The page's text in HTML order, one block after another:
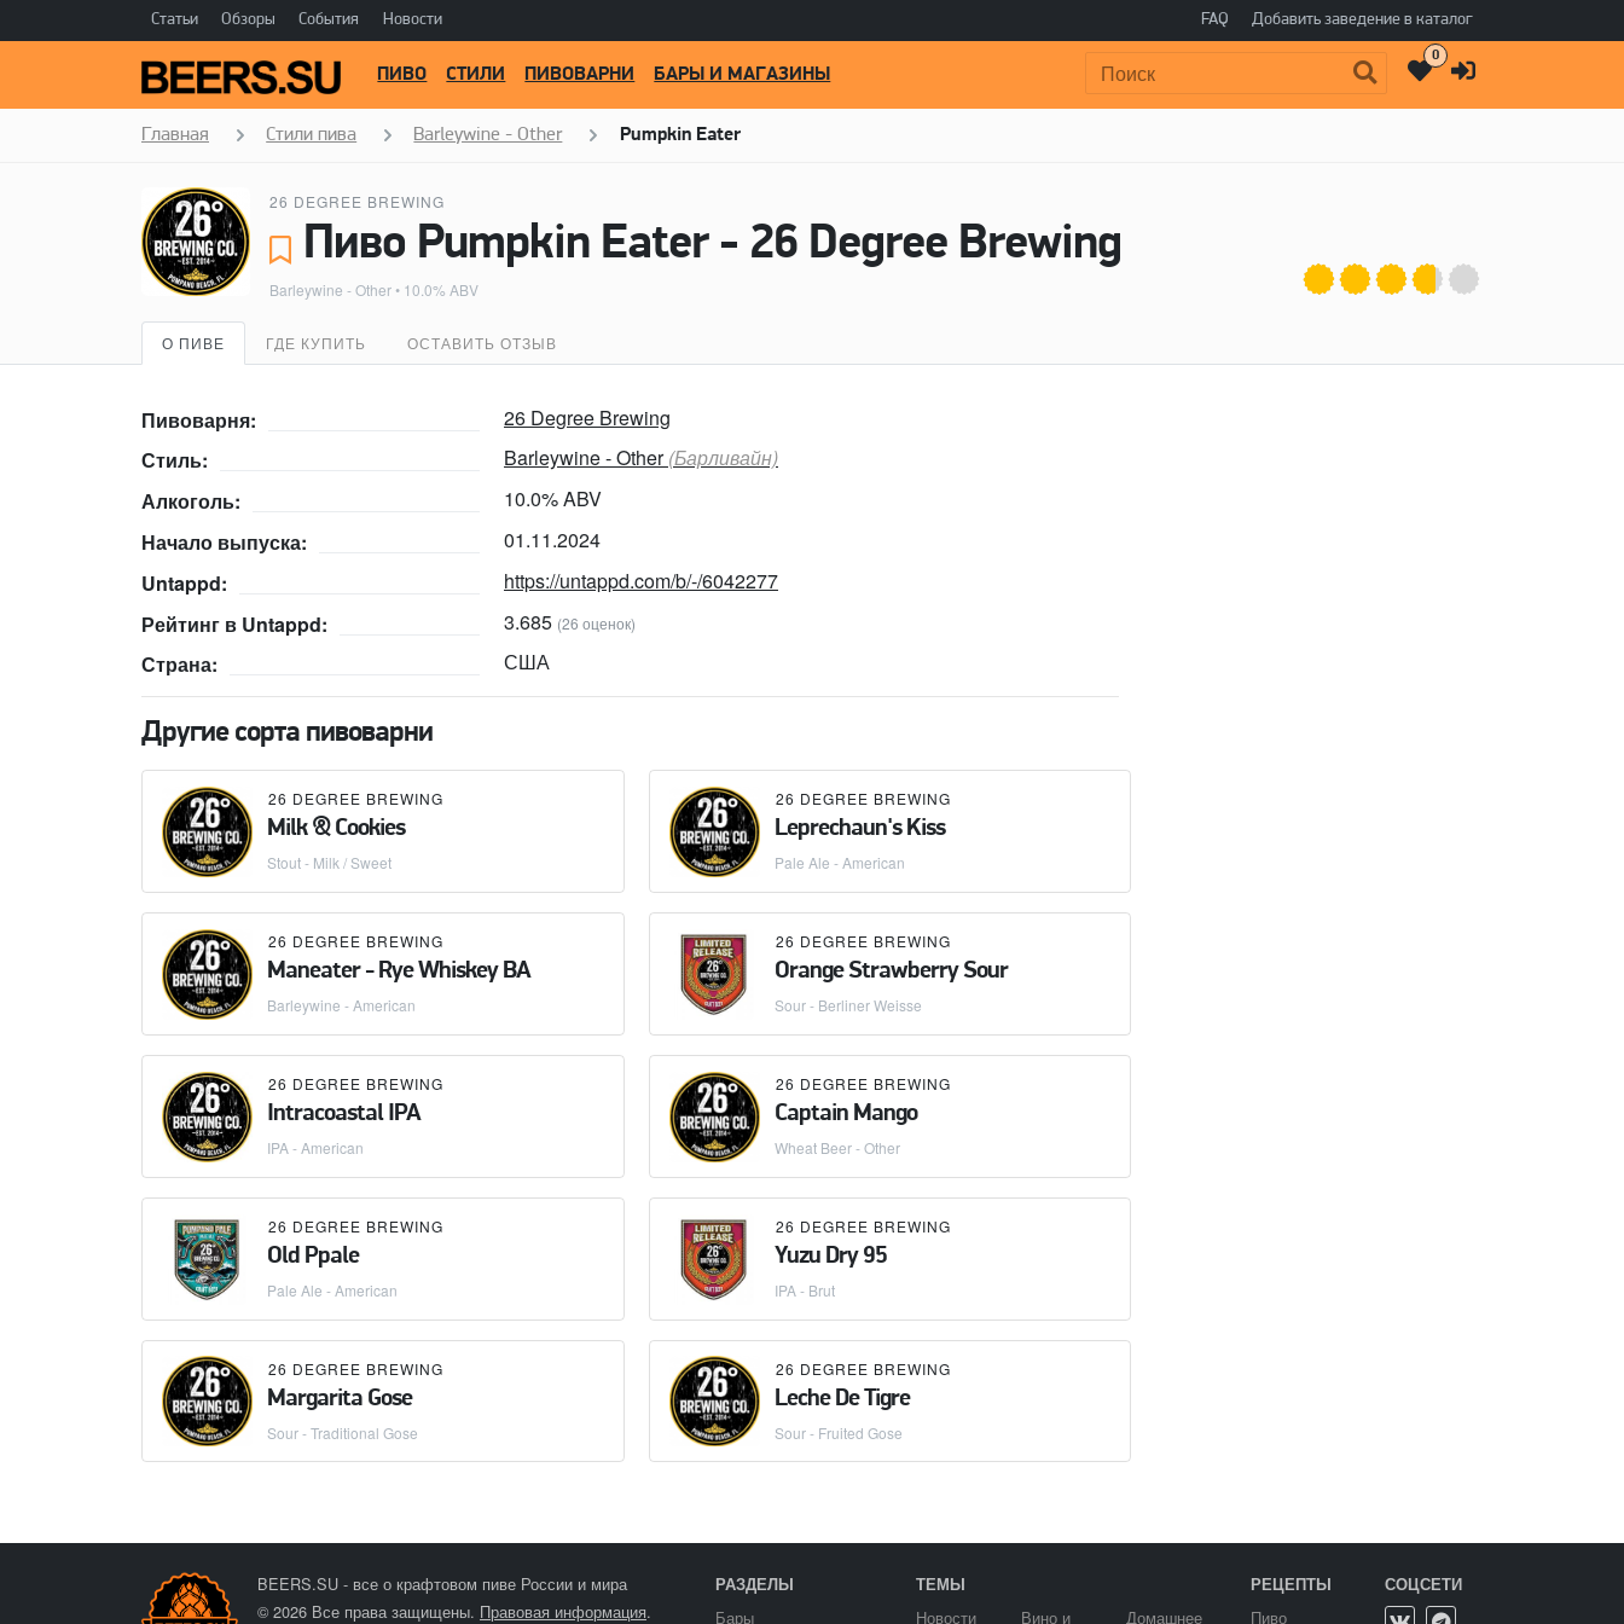
Статьи Обзоры События Новости FAQ Добавить заведение в каталог
Поиск:
ПИВО СТИЛИ ПИВОВАРНИ БАРЫ И МАГАЗИНЫ
0
Главная Стили пива Barleywine - Other Pumpkin Eater
26 DEGREE BREWING
Пиво Pumpkin Eater - 26 Degree Brewing
Barleywine - Other• 10.0% ABV
О ПИВЕ ГДЕ КУПИТЬ ОСТАВИТЬ ОТЗЫВ
Пивоварня:
26 Degree Brewing
Стиль:
Barleywine - Other(Барливайн)
Алкоголь:
10.0% ABV
Начало выпуска:
01.11.2024
Untappd:
https://untappd.com/b/-/6042277
Рейтинг в Untappd:
3.685 (26 оценок)
Страна: США
Другие сорта пивоварни
26 DEGREE BREWING
Milk & Cookies
Stout - Milk / Sweet
26 DEGREE BREWING
Leprechaun's Kiss
Pale Ale - American
26 DEGREE BREWING
Maneater - Rye Whiskey BA
Barleywine - American
26 DEGREE BREWING
Orange Strawberry Sour
Sour - Berliner Weisse
26 DEGREE BREWING
Intracoastal IPA
IPA - American
26 DEGREE BREWING
Captain Mango
Wheat Beer - Other
26 DEGREE BREWING
Old Ppale
Pale Ale - American
26 DEGREE BREWING
Yuzu Dry 95
IPA - Brut
26 DEGREE BREWING
Margarita Gose
Sour - Traditional Gose
26 DEGREE BREWING
Leche De Tigre
Sour - Fruited Gose
BEERS.SU - все о крафтовом пиве России и мира
© 2026 Все права защищены. Правовая информация.
РАЗДЕЛЫ
Бары
ТЕМЫ
Новости Вино и Домашнее
РЕЦЕПТЫ
Пиво
СОЦСЕТИ